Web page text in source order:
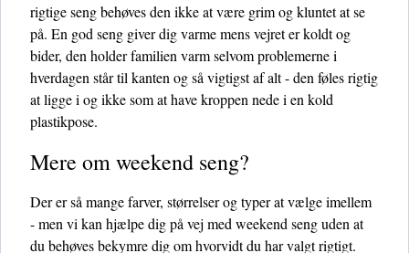
rigtige seng behøves den ikke at være grim og kluntet at se
på. En god seng giver dig varme mens vejret er koldt og
bider, den holder familien varm selvom problemerne i
hverdagen står til kanten og så vigtigst af alt - den føles rigtig
at ligge i og ikke som at have kroppen nede i en kold
plastikpose.
Mere om weekend seng?
Der er så mange farver, størrelser og typer at vælge imellem
- men vi kan hjælpe dig på vej med weekend seng uden at
du behøves bekymre dig om hvorvidt du har valgt rigtigt.